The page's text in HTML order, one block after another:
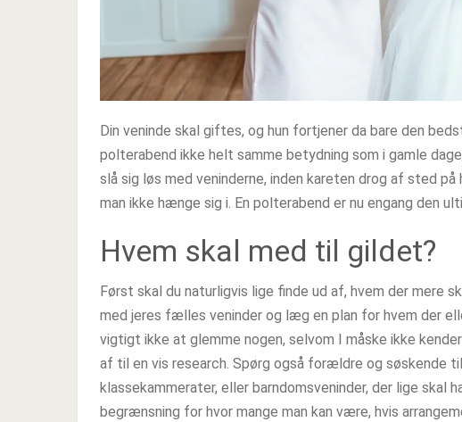
Din veninde skal giftes, og hun fortjener da bare den
polterabend ikke helt samme betydning som i gamle
slå sig løs med veninderne, inden kareten drog af sted
man ikke hænge sig i. En polterabend er nu engang den
Hvem skal med til gildet?
Først skal du naturligvis lige finde ud af, hvem der mere
med jeres fælles veninder og læg en plan for hvem der
vigtigt ikke at glemme nogen, selvom I måske ikke
af til en vis research. Spørg også forældre og søskende
klassekammerater, eller barndomsveninder, der lige skal
begrænsning for hvor mange man kan være, hvis